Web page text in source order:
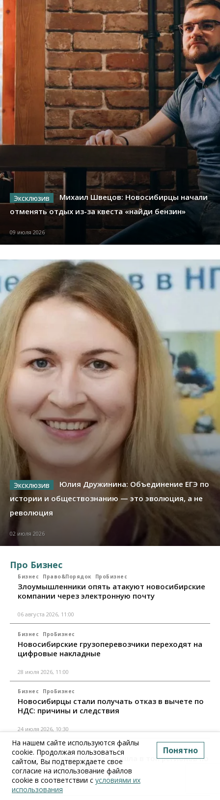
Михаил Швецов: Новосибирцы начали
отменять отдых из-за квеста «найди бензин»
09 июля 2026
Юлия Дружинина: Объединение ЕГЭ по
истории и обществознанию — это эволюция, а не
революция
02 июля 2026
Про Бизнес
Бизнес Право&Порядок ПроБизнес
Злоумышленники опять атакуют новосибирские
компании через электронную почту
06 августа 2026, 11:00
Бизнес ПроБизнес
Новосибирские грузоперевозчики переходят на
цифровые накладные
28 июля 2026, 11:00
Бизнес ПроБизнес
Новосибирцы стали получать отказ в вычете по
НДС: причины и следствия
24 июля 2026, 10:30
Бизнес
Новосибирская область вошла в топ регионов по
смертности бизнеса
На нашем сайте используются файлы
cookie. Продолжая пользоваться
сайтом, Вы подтверждаете свое
согласие на использование файлов
cookie в соответствии с условиями их
использования
Понятно